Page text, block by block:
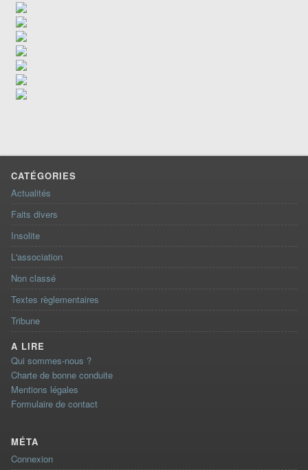
CATÉGORIES
Actualités
Faits divers
Insolite
L'association
Non classé
Textes règlementaires
Tribune
A LIRE
Qui sommes-nous ?
Charte de bonne conduite
Mentions légales
Formulaire de contact
MÉTA
Connexion